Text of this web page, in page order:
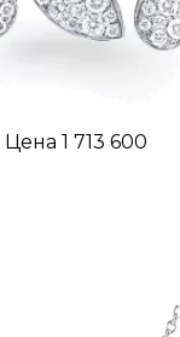
Цена 1 713 600